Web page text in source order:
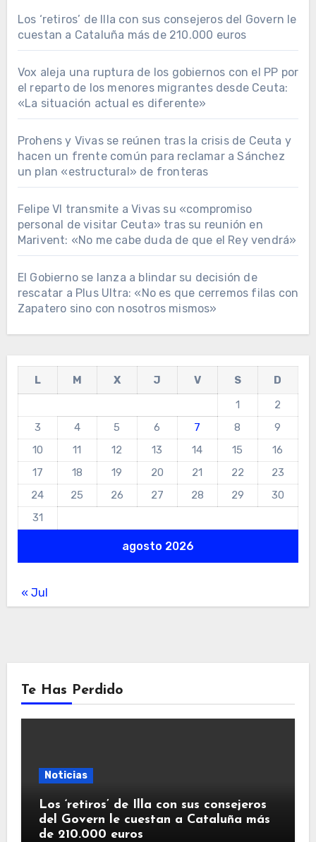
Los ‘retiros’ de Illa con sus consejeros del Govern le
cuestan a Cataluña más de 210.000 euros
Vox aleja una ruptura de los gobiernos con el PP por
el reparto de los menores migrantes desde Ceuta:
«La situación actual es diferente»
Prohens y Vivas se reúnen tras la crisis de Ceuta y
hacen un frente común para reclamar a Sánchez
un plan «estructural» de fronteras
Felipe VI transmite a Vivas su «compromiso
personal de visitar Ceuta» tras su reunión en
Marivent: «No me cabe duda de que el Rey vendrá»
El Gobierno se lanza a blindar su decisión de
rescatar a Plus Ultra: «No es que cerremos filas con
Zapatero sino con nosotros mismos»
agosto 2026
L M X J V S
D
1
2
3
4 5 6 7 8
9
10
11 12 13 14 15
16
17
18 19 20 21 22
23
24
25 26 27 28 29
30
31
« Jul
Te Has Perdido
Noticias
Los ‘retiros’ de Illa con sus consejeros
del Govern le cuestan a Cataluña más
de 210.000 euros